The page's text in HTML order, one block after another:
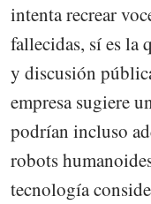
intenta recrear
fallecidas, sí es la
y discusión
empresa sugiere
podrían incluso
robots
tecnología